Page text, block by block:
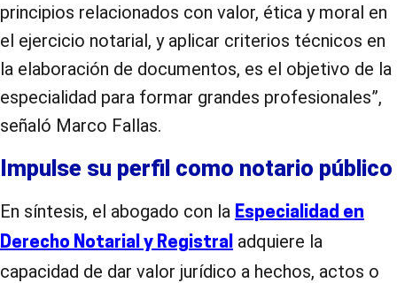
principios relacionados con valor, ética y moral en
el ejercicio notarial, y aplicar criterios técnicos en
la elaboración de documentos, es el objetivo de la
especialidad para formar grandes profesionales”,
señaló Marco Fallas.
Impulse su perfil como notario público
En síntesis, el abogado con la Especialidad en
Derecho Notarial y Registral adquiere la
capacidad de dar valor jurídico a hechos, actos o